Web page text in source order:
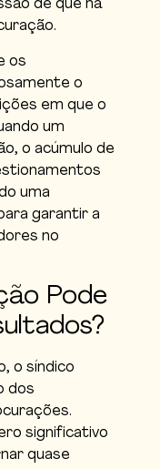
de que há
os
o
em que o
um
o acúmulo de
uma
garantir a
no
Pode
o síndico
dos
significativo
quase